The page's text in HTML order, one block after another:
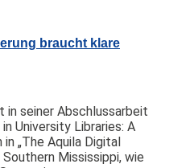
braucht klare
in seiner Abschlussarbeit
University Libraries: A
„The Aquila Digital
Mississippi, wie